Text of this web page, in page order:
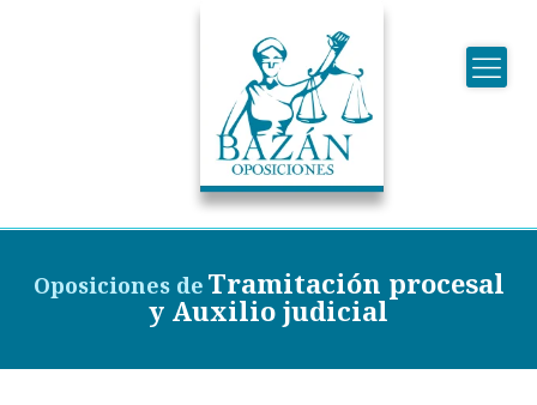
Oposiciones de Tramitación procesal
y Auxilio judicial